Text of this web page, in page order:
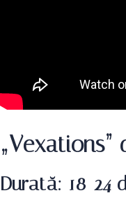
„Vexations”
Durată: 18-24